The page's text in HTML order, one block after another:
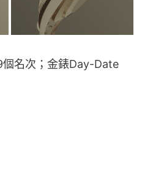
名次；金錶Day-Date